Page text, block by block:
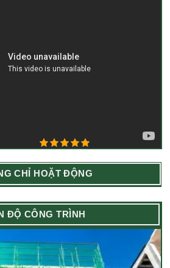
5/5 - (1 bình chọn)
CHỈ HOẶT ĐỘNG
ĐỘ CÔNG TRÌNH